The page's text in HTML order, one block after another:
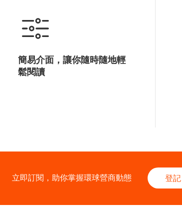
簡易介面，讓你隨時隨地輕
鬆閱讀
立即訂閱，助你掌握環球營商動態 登記